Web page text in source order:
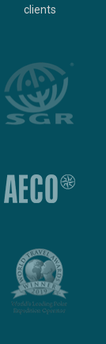
clients